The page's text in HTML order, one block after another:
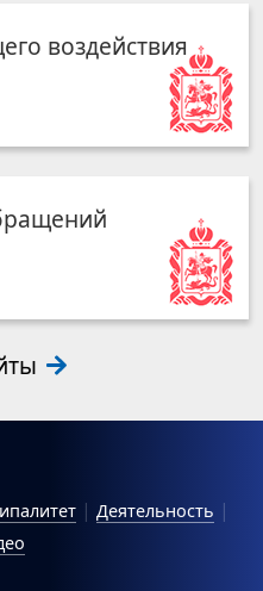
воздействия
Деятельность